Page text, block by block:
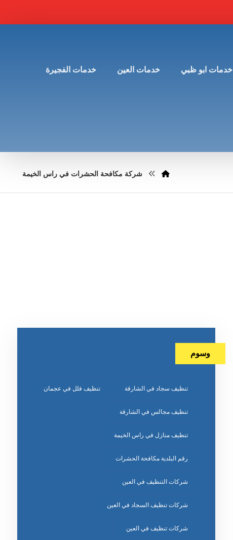
خدمات ابو ظبي خدمات العين خدمات الفجيرة
شركة مكافحة الحشرات في راس الخيمة
وسوم
تنظيف سجاد في الشارقة تنظيف فلل في عجمان
تنظيف مجالس في الشارقة
تنظيف منازل في راس الخيمة
رقم البلدية مكافحة الحشرات
شركات التنظيف في العين
شركات تنظيف السجاد في العين
شركات تنظيف في العين